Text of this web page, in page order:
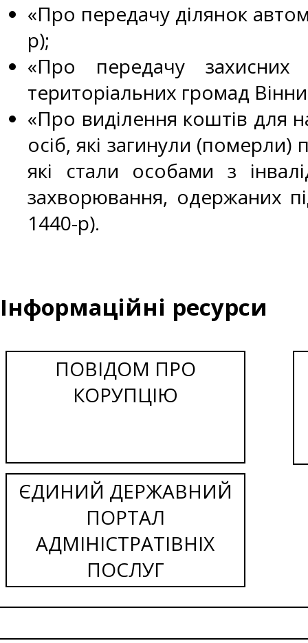
«Про передачу ділянок
р);
«Про передачу захисних
територіальних громад
«Про виділення коштів для
осіб, які загинули (померли)
які стали особами з
захворювання, одержаних
1440-р).
Інформаційні ресурси
ПОВІДОМ ПРО
КОРУПЦІЮ
ЄДИНИЙ ДЕРЖАВНИЙ
ПОРТАЛ
АДМІНІСТРАТІВНІХ
ПОСЛУГ